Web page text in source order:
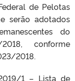
de Pelotas
serão adotados
do
conforme
2018.
1 – Lista de